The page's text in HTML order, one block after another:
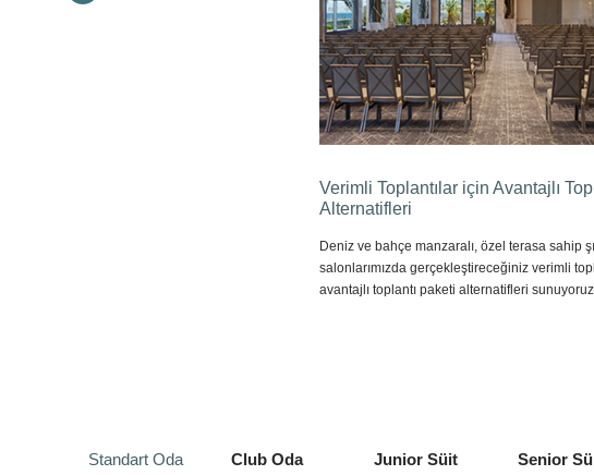
Verimli Toplantılar için Avantajlı
Alternatifleri
Deniz ve bahçe manzaralı, özel terasa sahip
salonlarımızda gerçekleştireceğiniz verimli
avantajlı toplantı paketi alternatifleri
Standart Oda Club Oda Junior Süit Senior